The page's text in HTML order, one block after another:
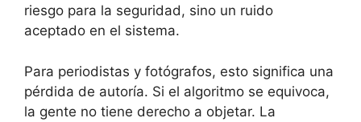
riesgo para la seguridad, sino un ruido
aceptado en el sistema.
Para periodistas y fotógrafos, esto significa una
pérdida de autoría. Si el algoritmo se equivoca,
la gente no tiene derecho a objetar. La